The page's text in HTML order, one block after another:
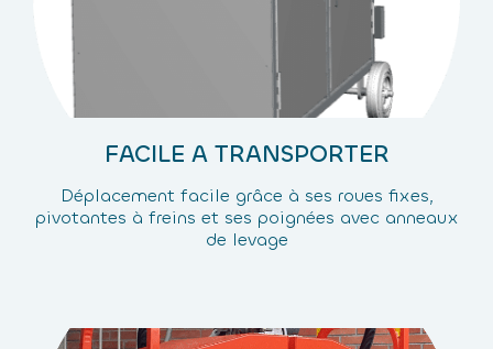
FACILE A TRANSPORTER
Déplacement facile grâce à ses roues fixes,
pivotantes à freins et ses poignées avec anneaux
de levage